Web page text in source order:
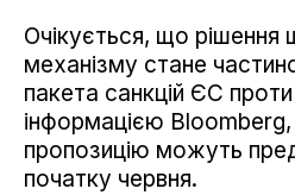
Очікується, що
механізму стане
пакета санкцій ЄС проти
інформацією Bloomberg,
пропозицію можуть
початку червня.